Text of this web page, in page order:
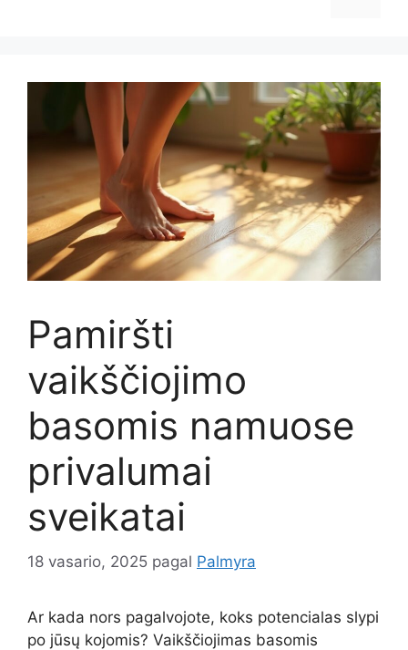
Pamiršti
vaikščiojimo
basomis namuose
privalumai
sveikatai
18 vasario, 2025 pagal Palmyra
Ar kada nors pagalvojote, koks potencialas slypi
po jūsų kojomis? Vaikščiojimas basomis